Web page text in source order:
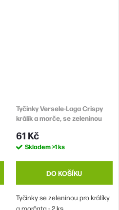
Tyčinky Versele-Laga Crispy
králík a morče, se zeleninou
61 Kč
Skladem>1 ks
DO KOŠÍKU
Tyčinky se zeleninou pro králíky
a morčata - 2 ks.